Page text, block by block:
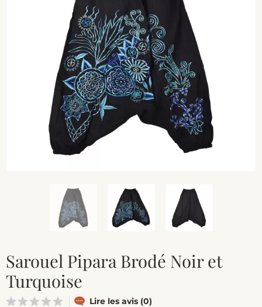
Sarouel Pipara Brodé Noir et
Turquoise
Lire les avis (0)